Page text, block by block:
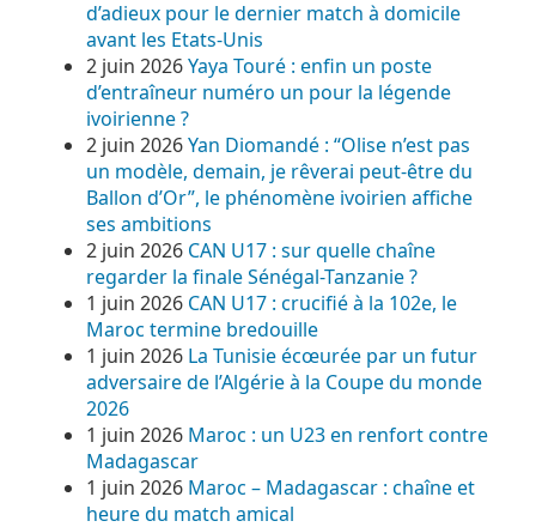
d’adieux pour le dernier match à domicile
avant les Etats-Unis
2 juin 2026Yaya Touré : enfin un poste
d’entraîneur numéro un pour la légende
ivoirienne ?
2 juin 2026Yan Diomandé : “Olise n’est pas
un modèle, demain, je rêverai peut-être du
Ballon d’Or”, le phénomène ivoirien affiche
ses ambitions
2 juin 2026 CAN U17 : sur quelle chaîne
regarder la finale Sénégal-Tanzanie ?
1 juin 2026 CAN U17 : crucifié à la 102e, le
Maroc termine bredouille
1 juin 2026 La Tunisie écœurée par un futur
adversaire de l’Algérie à la Coupe du monde
2026
1 juin 2026 Maroc : un U23 en renfort contre
Madagascar
1 juin 2026 Maroc – Madagascar : chaîne et
heure du match amical